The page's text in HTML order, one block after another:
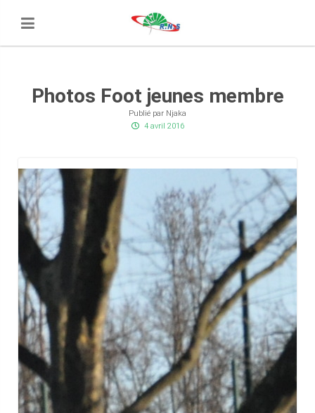
Photos Foot jeunes membre
Publié par Njaka
4 avril 2016